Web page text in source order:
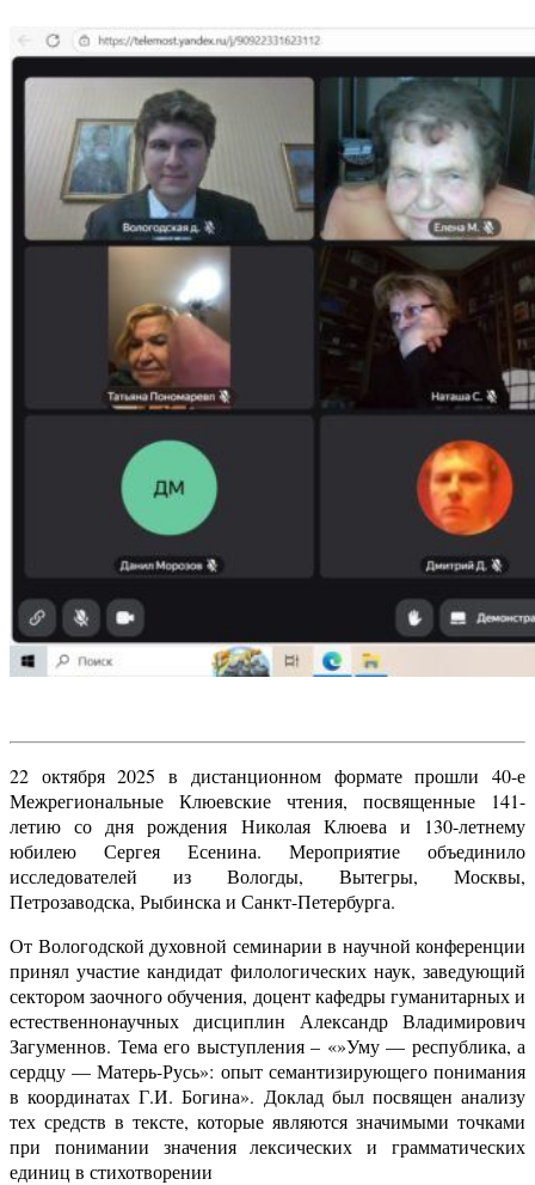
22 октября 2025 в дистанционном формате прошли 40-е
Межрегиональные Клюевские чтения, посвященные 141-
летию со дня рождения Николая Клюева и 130-летнему
юбилею Сергея Есенина. Мероприятие объединило
исследователей из Вологды, Вытегры, Москвы,
Петрозаводска, Рыбинска и Санкт-Петербурга.
От Вологодской духовной семинарии в научной конференции
принял участие кандидат филологических наук, заведующий
сектором заочного обучения, доцент кафедры гуманитарных и
естественнонаучных дисциплин Александр Владимирович
Загуменнов. Тема его выступления – «»Уму — республика, а
сердцу — Матерь-Русь»: опыт семантизирующего понимания
в координатах Г.И. Богина». Доклад был посвящен анализу
тех средств в тексте, которые являются значимыми точками
при понимании значения лексических и грамматических
единиц в стихотворении